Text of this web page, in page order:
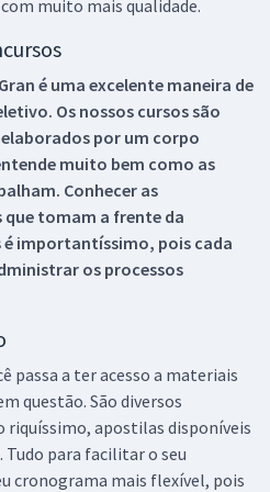
muito mais qualidade.
é uma excelente maneira de
Os nossos cursos são
por um corpo
muito bem como as
Conhecer as
tomam a frente da
importantíssimo, pois cada
os processos
passa a ter acesso a materiais
questão. São diversos
riquíssimo, apostilas disponíveis
Tudo para facilitar o seu
cronograma mais flexível, pois